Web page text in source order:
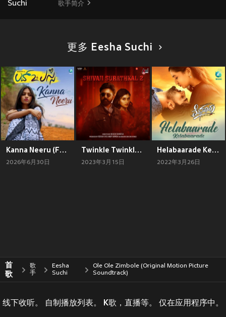
歌手简介
更多 Eesha Suchi
Kanna Neeru (From "Love 2 Lassi")
2026年6月30日
Twinkle Twinkle (From "Shivaji Surathkal 2")
2023年3月15日
Helabaarade Kelabaarade (From "Mysuru")
2022年3月26日
首
歌
歌
手
Eesha
Suchi
Ole Ole Zimbole (Original Motion Picture
Soundtrack)
线下收听。 自制播放列表。 K歌，直播等。 仅在应用程序中。